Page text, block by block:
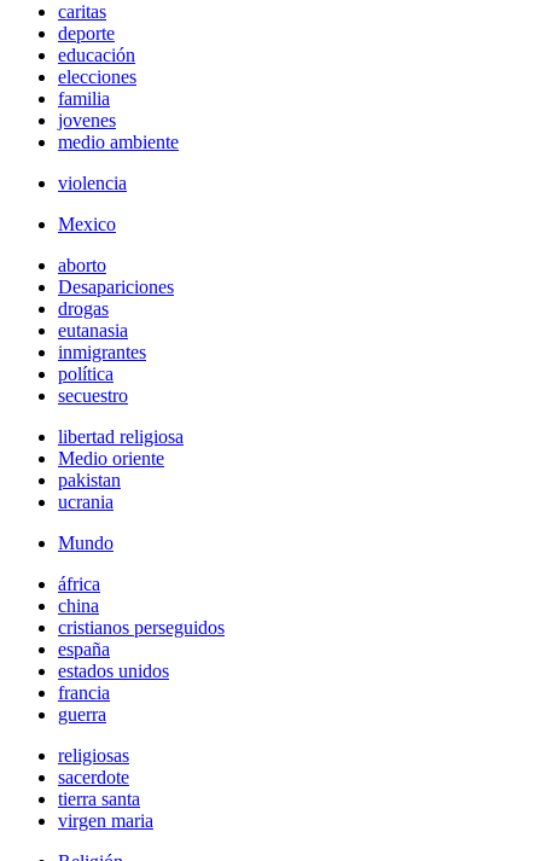
caritas
deporte
educación
elecciones
familia
jovenes
medio ambiente
violencia
Mexico
aborto
Desapariciones
drogas
eutanasia
inmigrantes
política
secuestro
libertad religiosa
Medio oriente
pakistan
ucrania
Mundo
áfrica
china
cristianos perseguidos
españa
estados unidos
francia
guerra
religiosas
sacerdote
tierra santa
virgen maria